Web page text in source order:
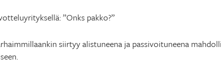
”Onks pakko?”
siirtyy alistuneena ja passivoituneena